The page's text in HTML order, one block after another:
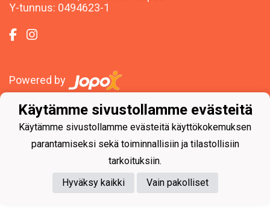
Y-tunnus: 0494623-1
Powered by
Käytämme sivustollamme evästeitä
Käytämme sivustollamme evästeitä käyttökokemuksen
parantamiseksi sekä toiminnallisiin ja tilastollisiin
tarkoituksiin.
Hyväksy kaikki
Vain pakolliset